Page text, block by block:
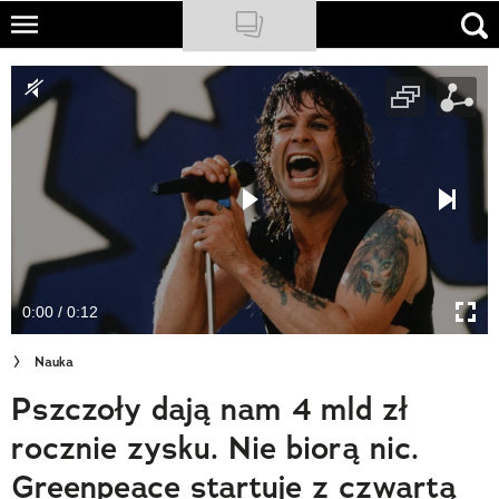
Skip
main
content
NATIONAL GEOGRAPHIC
TRAVELER
PODCASTY
Newsletter
Cuda Polski
Wielki Konkurs Fotograficzny
Trendbook Podróżniczy
Polecane
0:00 / 0:12
Nauka
Pszczoły dają nam 4 mld zł
rocznie zysku. Nie biorą nic.
Greenpeace startuje z czwartą